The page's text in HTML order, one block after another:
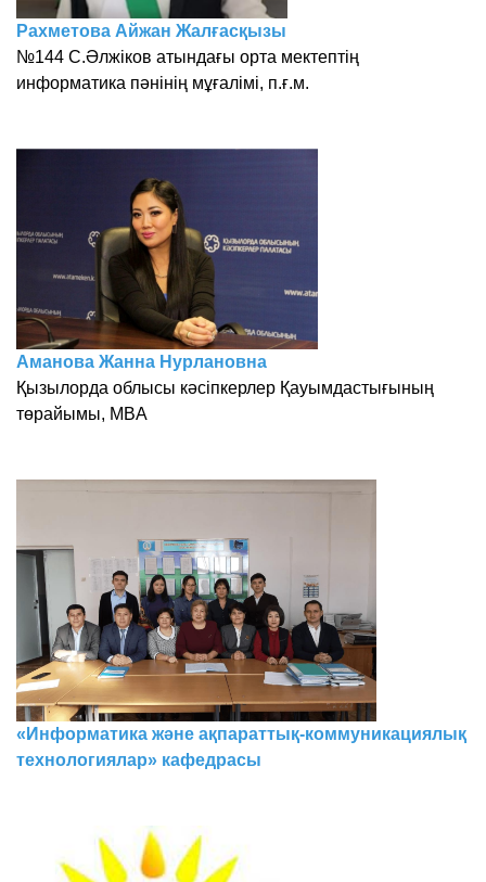
Рахметова Айжан Жалғасқызы
№144 С.Әлжіков атындағы орта мектептің
информатика пәнінің мұғалімі, п.ғ.м.
Аманова Жанна Нурлановна
Қызылорда облысы кәсіпкерлер Қауымдастығының
төрайымы, MBA
«Информатика және ақпараттық-коммуникациялық
технологиялар» кафедрасы